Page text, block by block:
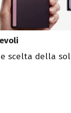
scelta della